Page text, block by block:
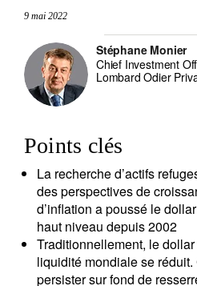
9 mai 2022
Stéphane Monier
Chief Investment
Lombard Odier
Points clés
La recherche d’actifs
des perspectives de
d’inflation a poussé le
haut niveau depuis 2002
Traditionnellement, le
liquidité mondiale se
persister sur fond de